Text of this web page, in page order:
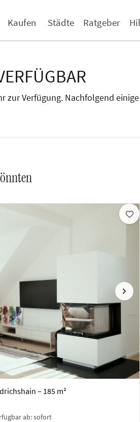
Kaufen Städte Ratgeber
zur Verfügung. Nachfolgend
– 185 m²
ab:sofort